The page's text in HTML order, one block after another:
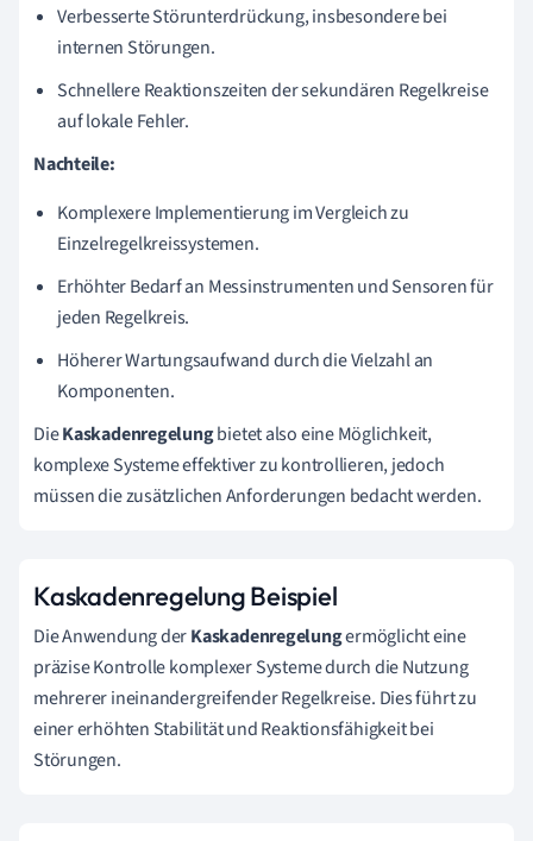
Verbesserte Störunterdrückung, insbesondere bei
internen Störungen.
Schnellere Reaktionszeiten der sekundären Regelkreise
auf lokale Fehler.
Nachteile:
Komplexere Implementierung im Vergleich zu
Einzelregelkreissystemen.
Erhöhter Bedarf an Messinstrumenten und Sensoren für
jeden Regelkreis.
Höherer Wartungsaufwand durch die Vielzahl an
Komponenten.
DieKaskadenregelungbietet also eine Möglichkeit,
komplexe Systeme effektiver zu kontrollieren, jedoch
müssen die zusätzlichen Anforderungen bedacht werden.
Kaskadenregelung Beispiel
Die Anwendung derKaskadenregelungermöglicht eine
präzise Kontrolle komplexer Systeme durch die Nutzung
mehrerer ineinandergreifender Regelkreise. Dies führt zu
einer erhöhten Stabilität und Reaktionsfähigkeit bei
Störungen.